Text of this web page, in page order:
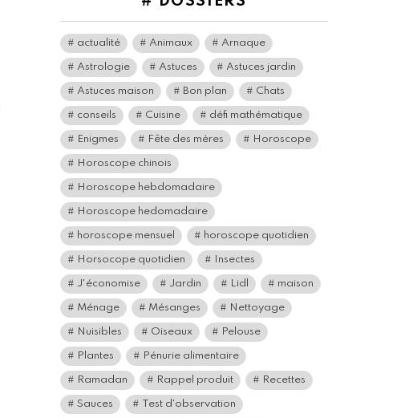
actualité Animaux Arnaque
Astrologie Astuces Astuces jardin
Astuces maison Bon plan Chats
conseils Cuisine défi mathématique
Enigmes Fête des mères Horoscope
Horoscope chinois
Horoscope hebdomadaire
Horoscope hedomadaire
horoscope mensuel horoscope quotidien
Horsocope quotidien Insectes
J'économise Jardin Lidl maison
Ménage Mésanges Nettoyage
Nuisibles Oiseaux Pelouse
Plantes Pénurie alimentaire
Ramadan Rappel produit Recettes
Sauces Test d'observation